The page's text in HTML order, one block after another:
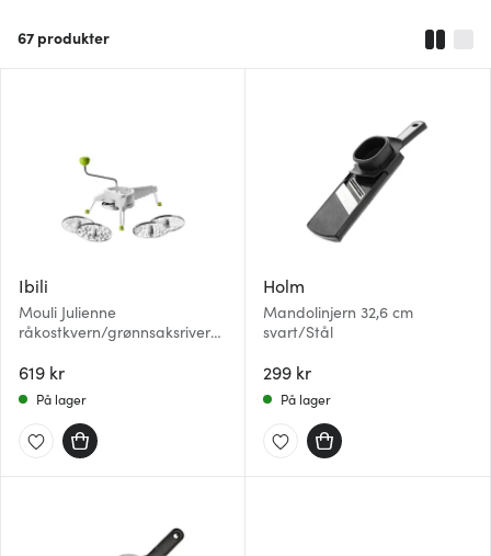
67 produkter
Ibili
Mouli Julienne
råkostkvern/grønnsaksriver
619 kr
På lager
Holm
Mandolinjern 32,6 cm
svart/Stål
299 kr
På lager